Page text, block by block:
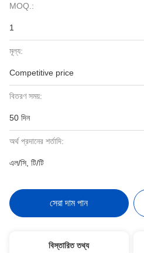
MOQ.:
1
মূল্য:
Competitive price
বিতরণ সময়:
50 দিন
অর্থ প্রদানের শর্তাদি:
এল/সি, টি/টি
সেরা দাম পান
বিস্তারিত তথ্য